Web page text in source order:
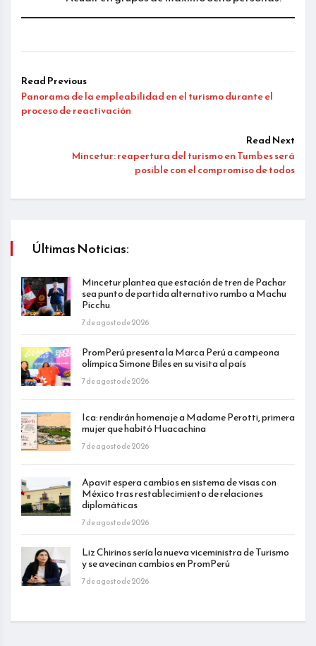
Read Previous
Panorama de la empleabilidad en el turismo durante el
proceso de reactivación
Read Next
Mincetur: reapertura del turismo en Tumbes será
posible con el compromiso de todos
Últimas Noticias:
Mincetur plantea que estación de tren de Pachar
sea punto de partida alternativo rumbo a Machu
Picchu
7 de agosto de 2026
PromPerú presenta la Marca Perú a campeona
olímpica Simone Biles en su visita al país
7 de agosto de 2026
Ica: rendirán homenaje a Madame Perotti, primera
mujer que habitó Huacachina
7 de agosto de 2026
Apavit espera cambios en sistema de visas con
México tras restablecimiento de relaciones
diplomáticas
7 de agosto de 2026
Liz Chirinos sería la nueva viceministra de Turismo
y se avecinan cambios en PromPerú
7 de agosto de 2026